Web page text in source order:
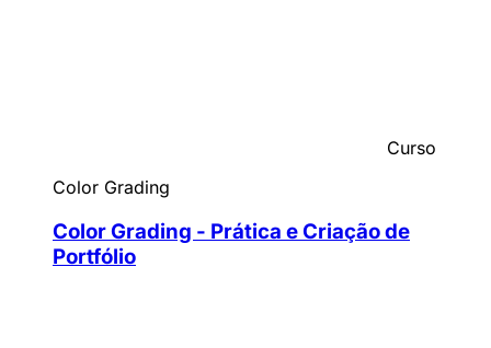
Curso
Color Grading
Color Grading - Prática e Criação de
Portfólio